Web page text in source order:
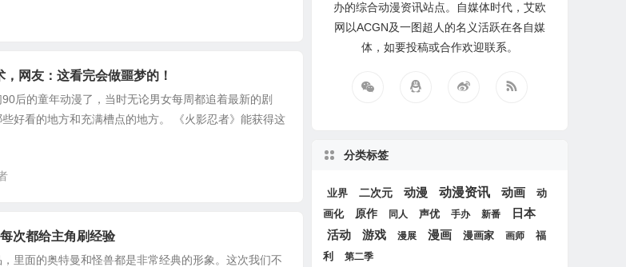
网友：这看完会做噩梦的！
后的童年动漫了，当时无论男女每周都追着最新的剧
好看的地方和充满槽点的地方。 《火影忍者》能获得这
次都给主角刷经验
里面的奥特曼和怪兽都是非常经典的形象。这次我们不
办的综合动漫资讯站点。自媒体时代，艾欧
网以ACGN及一图超人的名义活跃在各自媒
体，如要投稿或合作欢迎联系。
分类标签
业界 二次元 动漫 动漫资讯 动画
动
画化
原作 同人 声优 手办 新番
日本
活动
游戏 漫展 漫画 漫画家 画师
福
利
第二季